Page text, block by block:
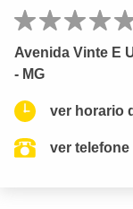
Avenida Vinte E
- MG
ver horario
ver telefone